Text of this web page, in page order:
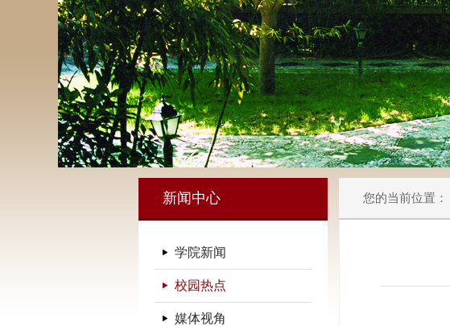
新闻中心
学院新闻
校园热点
媒体视角
您的当前位置：